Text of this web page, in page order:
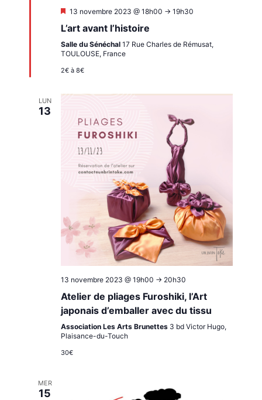
Mis
avant
13 novembre 2023 @ 18h00 -> 19h30
L’art avant l’histoire
Salle du Sénéchal 17 Rue Charles de Rémusat,
TOULOUSE, France
2€ à 8€
LUN
13
13 novembre 2023 @ 19h00 -> 20h30
Atelier de pliages Furoshiki, l’Art
japonais d’emballer avec du tissu
Association Les Arts Brunettes 3 bd Victor Hugo,
Plaisance-du-Touch
30€
MER
15